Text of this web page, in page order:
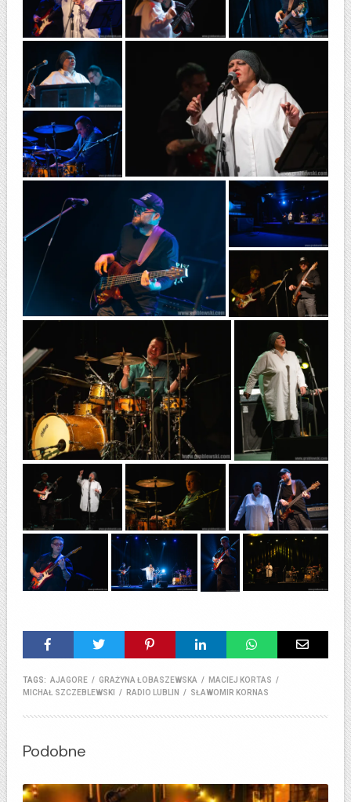
TAGS: AJAGORE / GRAŻYNA ŁOBASZEWSKA / MACIEJ KORTAS /
MICHAŁ SZCZEBLEWSKI
/ RADIO LUBLIN / SŁAWOMIR KORNAS
Podobne